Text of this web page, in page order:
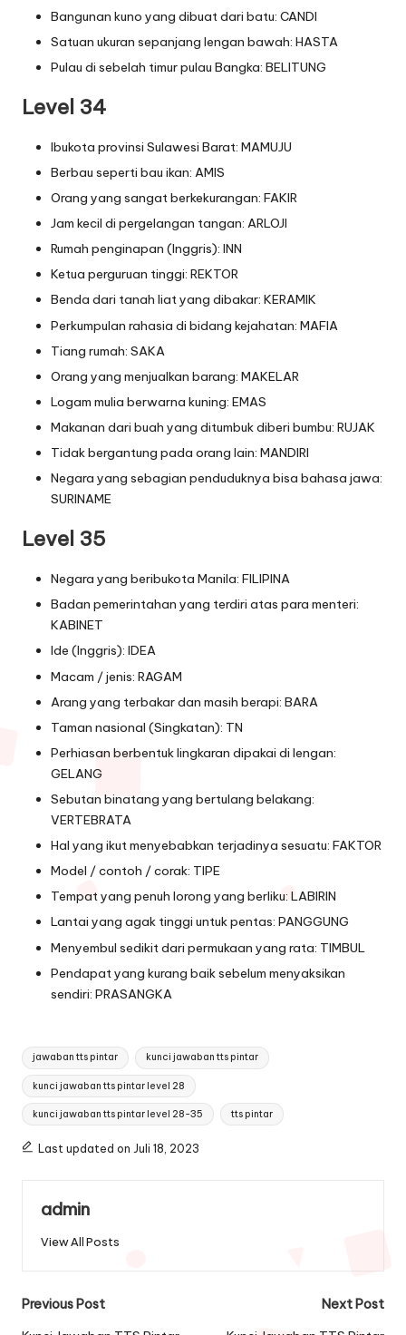
Bangunan kuno yang dibuat dari batu: CANDI
Satuan ukuran sepanjang lengan bawah: HASTA
Pulau di sebelah timur pulau Bangka: BELITUNG
Level 34
Ibukota provinsi Sulawesi Barat: MAMUJU
Berbau seperti bau ikan: AMIS
Orang yang sangat berkekurangan: FAKIR
Jam kecil di pergelangan tangan: ARLOJI
Rumah penginapan (Inggris): INN
Ketua perguruan tinggi: REKTOR
Benda dari tanah liat yang dibakar: KERAMIK
Perkumpulan rahasia di bidang kejahatan: MAFIA
Tiang rumah: SAKA
Orang yang menjualkan barang: MAKELAR
Logam mulia berwarna kuning: EMAS
Makanan dari buah yang ditumbuk diberi bumbu: RUJAK
Tidak bergantung pada orang lain: MANDIRI
Negara yang sebagian penduduknya bisa bahasa jawa:
SURINAME
Level 35
Negara yang beribukota Manila: FILIPINA
Badan pemerintahan yang terdiri atas para menteri:
KABINET
Ide (Inggris): IDEA
Macam / jenis: RAGAM
Arang yang terbakar dan masih berapi: BARA
Taman nasional (Singkatan): TN
Perhiasan berbentuk lingkaran dipakai di lengan:
GELANG
Sebutan binatang yang bertulang belakang:
VERTEBRATA
Hal yang ikut menyebabkan terjadinya sesuatu: FAKTOR
Model / contoh / corak: TIPE
Tempat yang penuh lorong yang berliku: LABIRIN
Lantai yang agak tinggi untuk pentas: PANGGUNG
Menyembul sedikit dari permukaan yang rata: TIMBUL
Pendapat yang kurang baik sebelum menyaksikan
sendiri: PRASANGKA
Tags:
jawaban tts pintar kunci jawaban tts pintar
kunci jawaban tts pintar level 28
kunci jawaban tts pintar level 28-35 tts pintar
Last updated on Juli 18, 2023
admin
View All Posts
Post
Previous Post
Next Post